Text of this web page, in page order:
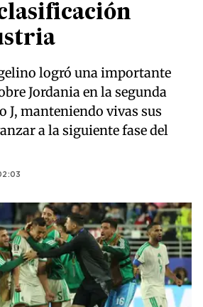
logró una importante
Jordania en la segunda
J, manteniendo vivas sus
a la siguiente fase del